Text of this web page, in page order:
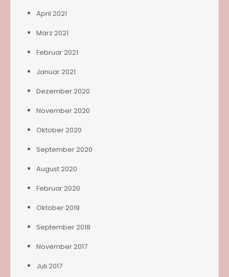
April 2021
März 2021
Februar 2021
Januar 2021
Dezember 2020
November 2020
Oktober 2020
September 2020
August 2020
Februar 2020
Oktober 2019
September 2018
November 2017
Juli 2017